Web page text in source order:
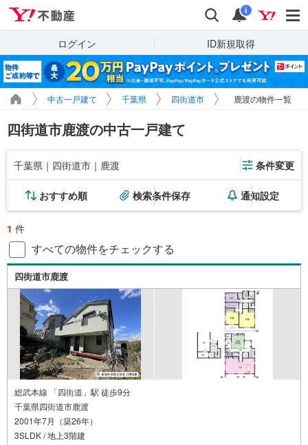
検索 通知
i
ログイン ID新規取得
中古一戸建て 千葉県 四街道市 鹿渡の物件一覧
四街道市鹿渡の中古一戸建て
千葉県｜四街道市｜鹿渡 条件変更
おすすめ順 検索条件保存 通知設定
1 件
すべての物件をチェックする
四街道市鹿渡
総武本線 「四街道」駅 徒歩9分
千葉県四街道市鹿渡
2001年7月（築26年）
3SLDK / 地上3階建